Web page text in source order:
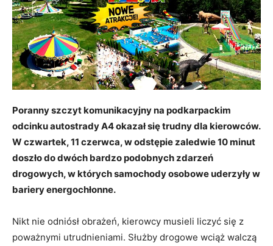
Poranny szczyt komunikacyjny na podkarpackim
odcinku autostrady A4 okazał się trudny dla kierowców.
W czwartek, 11 czerwca, w odstępie zaledwie 10 minut
doszło do dwóch bardzo podobnych zdarzeń
drogowych, w których samochody osobowe uderzyły w
bariery energochłonne.
Nikt nie odniósł obrażeń, kierowcy musieli liczyć się z
poważnymi utrudnieniami. Służby drogowe wciąż walczą